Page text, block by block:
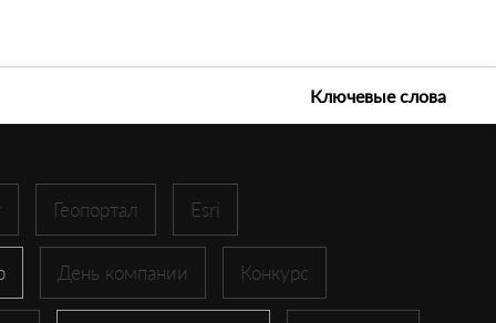
Ключевые слова
Геопортал Esri
День компании Конкурс